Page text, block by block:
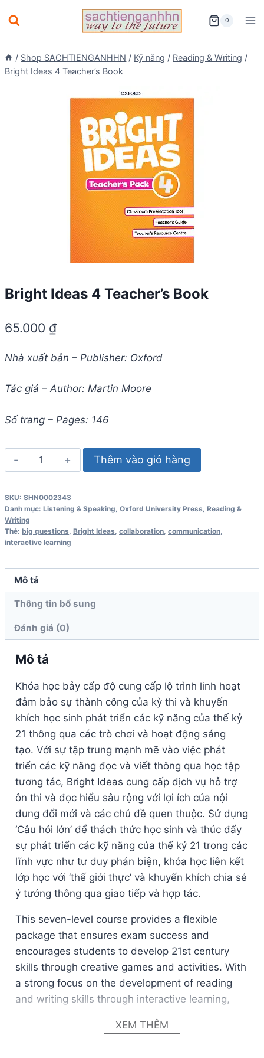
to
0
/ Shop SACHTIENGANHHN / Kỹ năng / Reading & Writing /
Bright Ideas 4 Teacher’s Book
Bright Ideas 4 Teacher’s Book
65.000 ₫
Nhà xuất bản – Publisher: Oxford
Tác giả – Author: Martin Moore
Số trang – Pages: 146
Bright
Ideas
Teacher's
Book
số
Thêm vào giỏ hàng
SKU: SHN0002343
Danh mục: Listening & Speaking Oxford University Press Reading &
Writing
Thẻ: big questions Bright Ideas collaboration communication
interactive learning
Mô tả
Thông tin bổ sung
Đánh giá (0)
Mô tả
Khóa học bảy cấp độ cung cấp lộ trình linh hoạt
đảm bảo sự thành công của kỳ thi và khuyến
khích học sinh phát triển các kỹ năng của thế kỷ
21 thông qua các trò chơi và hoạt động sáng
tạo. Với sự tập trung mạnh mẽ vào việc phát
triển các kỹ năng đọc và viết thông qua học tập
tương tác, Bright Ideas cung cấp dịch vụ hỗ trợ
ôn thi và đọc hiểu sâu rộng với lợi ích của nội
dung đổi mới và các chủ đề quen thuộc. Sử dụng
‘Câu hỏi lớn’ để thách thức học sinh và thúc đẩy
sự phát triển các kỹ năng của thế kỷ 21 trong các
lĩnh vực như tư duy phản biện, khóa học liên kết
lớp học với ‘thế giới thực’ và khuyến khích chia sẻ
ý tưởng thông qua giao tiếp và hợp tác.
This seven-level course provides a flexible
package that ensures exam success and
encourages students to develop 21st century
skills through creative games and activities. With
a strong focus on the development of reading
and writing skills through interactive learning,
Bright Ideas offers extensive exam and literacy
support with the benefit of innovative content
XEM THÊM